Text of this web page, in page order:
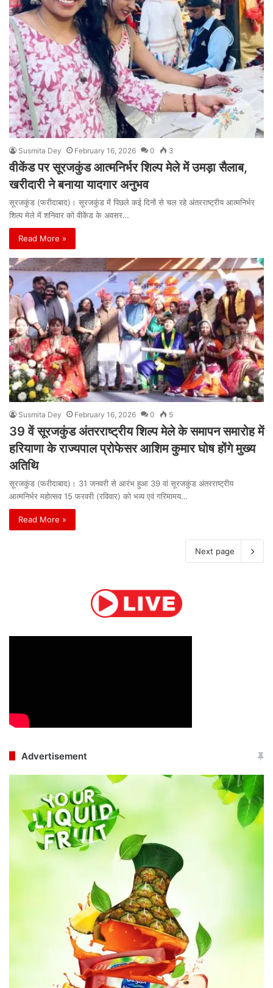
Susmita Dey February 16, 2026 0 3
वीकेंड पर सूरजकुंड आत्मनिर्भर शिल्प मेले में उमड़ा सैलाब,
खरीदारी ने बनाया यादगार अनुभव
सूरजकुंड (फरीदाबाद)। सूरजकुंड में पिछले कई दिनों से चल रहे अंतरराष्ट्रीय आत्मनिर्भर
शिल्प मेले में शनिवार को वीकेंड के अवसर…
Read More »
Susmita Dey February 16, 2026 0 5
39 वें सूरजकुंड अंतरराष्ट्रीय शिल्प मेले के समापन समारोह में
हरियाणा के राज्यपाल प्रोफेसर आशिम कुमार घोष होंगे मुख्य
अतिथि
सूरजकुंड (फरीदाबाद)। 31 जनवरी से आरंभ हुआ 39 वां सूरजकुंड अंतरराष्ट्रीय
आत्मनिर्भर महोत्सव 15 फरवरी (रविवार) को भव्य एवं गरिमामय…
Read More »
Next page
Advertisement